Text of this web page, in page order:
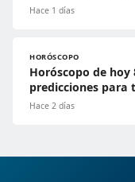
Hace 1 días
HORÓSCOPO
Horóscopo de
predicciones para
Hace 2 días